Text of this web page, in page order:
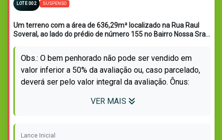
LOTE 002 SUSPENSO
Um terreno com a área de 636,29m² localizado na Rua Raul
Soveral, ao lado do prédio de número 155 no Bairro Nossa Sra.
da Rua Casemiro de Abreu, com as seguintes medidas e
confrontações: a Leste, mede 18m e faz frente com a Rua
Raul Soveral; desse ponto, em linha reta, 36,09m no sentido
Leste-Oeste, confronta ao Norte com o Lote 03; desse ponto,
em linha reta na extensão de 18,06m, no sentido Norte-Sul,
confronta a Oeste com propriedade do Clube Atirador
Esportivo; desse ponto, em linha reta na extensão de 34,62m,
no sentido Oeste-Leste, confronta ao Sul com o Lote 05.
Matriculado sob nº 115.686 do CRI de Santa Maria/RS.
Obs.: O bem penhorado não pode ser vendido em
valor inferior a 50% da avaliação ou, caso parcelado,
deverá ser pelo valor integral da avaliação. Ônus:
VER MAIS
Lance Inicial